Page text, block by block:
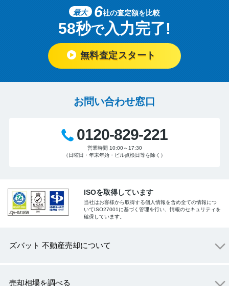
最大 6社の査定額を比較
58秒で入力完了!
無料査定スタート
お問い合わせ窓口
0120-829-221
営業時間 10:00～17:30
（日曜日・年末年始・ビル点検日等を除く）
ISOを取得しています
当社はお客様から取得する個人情報を含め全ての情報につ
いてISO27001に基づく管理を行い、情報のセキュリティを
確保しています。
ズバット 不動産売却について
売却相場を調べる